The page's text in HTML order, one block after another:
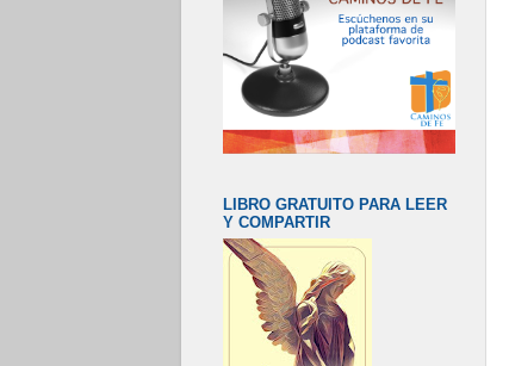
LIBRO GRATUITO PARA LEER
Y COMPARTIR